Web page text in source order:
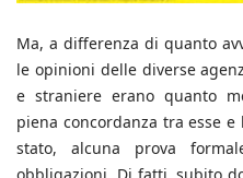
Ma, a differenza di quanto
le opinioni delle diverse
e straniere erano quanto
piena concordanza tra esse
stato, alcuna prova